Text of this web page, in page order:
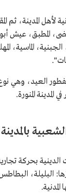
المدينة، ثم
المطبق، عيش
الماسية،
العيد، وهي
المنورة.
بالمدينة
الدينية بحركة
البليلة،